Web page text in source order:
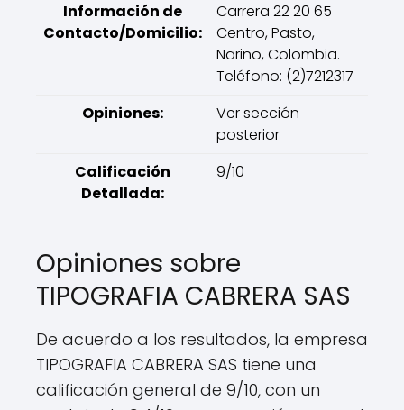
Información de
Contacto/Domicilio:
Carrera 22 20 65
Centro, Pasto,
Nariño, Colombia.
Teléfono: (2)7212317
Opiniones:
Ver sección
posterior
Calificación
Detallada:
9/10
Opiniones sobre
TIPOGRAFIA CABRERA SAS
De acuerdo a los resultados, la empresa
TIPOGRAFIA CABRERA SAS tiene una
calificación general de 9/10, con un